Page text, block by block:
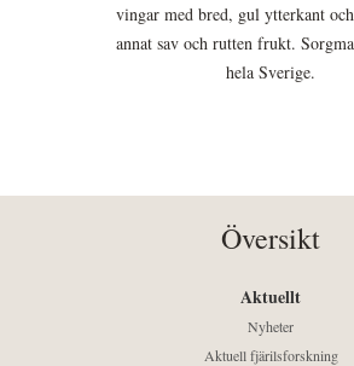
vingar med bred, gul ytterkant
annat sav och rutten frukt.
hela Sverige.
Översikt
Aktuellt
Nyheter
Aktuell fjärilsforskning